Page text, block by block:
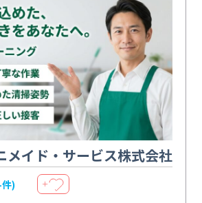
メイド・サービス株式会社
) ＋